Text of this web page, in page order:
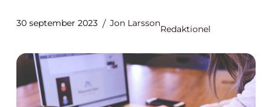
30 september 2023 Jon Larsson
Redaktionel